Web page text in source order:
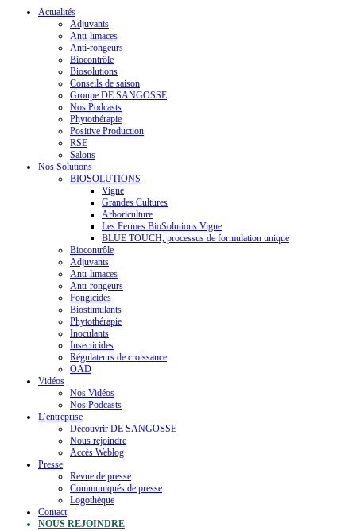
Actualités
Adjuvants
Anti-limaces
Anti-rongeurs
Biocontrôle
Biosolutions
Conseils de saison
Groupe DE SANGOSSE
Nos Podcasts
Phytothérapie
Positive Production
RSE
Salons
Nos Solutions
BIOSOLUTIONS
Vigne
Grandes Cultures
Arboriculture
Les Fermes BioSolutions Vigne
BLUE TOUCH, processus de formulation unique
Biocontrôle
Adjuvants
Anti-limaces
Anti-rongeurs
Fongicides
Biostimulants
Phytothérapie
Inoculants
Insecticides
Régulateurs de croissance
OAD
Vidéos
Nos Vidéos
Nos Podcasts
L’entreprise
Découvrir DE SANGOSSE
Nous rejoindre
Accès Weblog
Presse
Revue de presse
Communiqués de presse
Logothèque
Contact
NOUS REJOINDRE